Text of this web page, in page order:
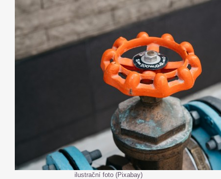
ilustrační foto (Pixabay)